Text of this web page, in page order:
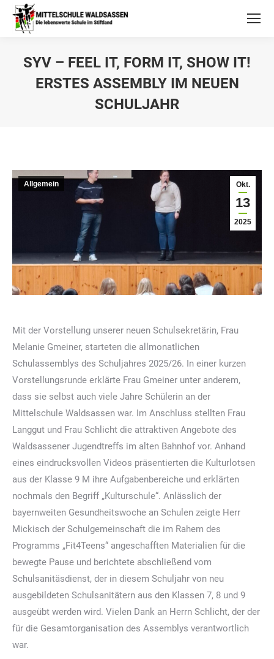
SYV – FEEL IT, FORM IT, SHOW IT!
ERSTES ASSEMBLY IM NEUEN
SCHULJAHR
Okt.
13
2025
Allgemein
Mit der Vorstellung unserer neuen Schulsekretärin, Frau
Melanie Gmeiner, starteten die allmonatlichen
Schulassemblys des Schuljahres 2025/26. In einer kurzen
Vorstellungsrunde erklärte Frau Gmeiner unter anderem,
dass sie selbst auch viele Jahre Schülerin an der
Mittelschule Waldsassen war. Im Anschluss stellten Frau
Langgut und Frau Schlicht die attraktiven Angebote des
Waldsassener Jugendtreffs im alten Bahnhof vor. Anhand
eines eindrucksvollen Videos präsentierten die Kulturlotsen
aus der Klasse 9 M ihre Aufgabenbereiche und erklärten
nochmals den Begriff „Kulturschule“. Anlässlich der
bayernweiten Gesundheitswoche an Schulen zeigte Herr
Mickisch der Schulgemeinschaft die im Rahem des
Programms „Fit4Teens“ angeschafften Materialien für die
bewegte Pause und berichtete abschließend vom
Schulsanitäsdienst, der in diesem Schuljahr von neu
ausgebildeten Schulsanitätern aus den Klassen 7, 8 und 9
ausgeübt werden wird. Vielen Dank an Herrn Schlicht, der der
für die Gesamtorganisation des Assemblys verantwortlich
war.